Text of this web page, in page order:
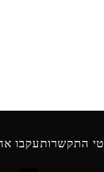
התקשרותעקבו